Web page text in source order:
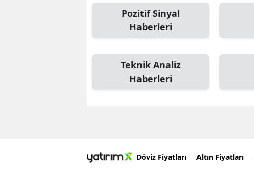
Pozitif Sinyal
Haberleri
Teknik Analiz
Haberleri
Döviz Fiyatları Altın Fiyatları